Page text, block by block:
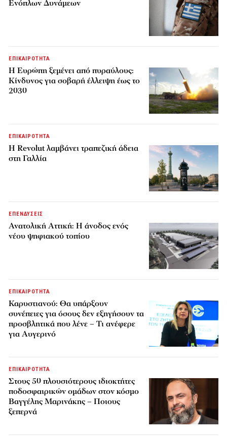
Ενόπλων Δυνάμεων
ΕΠΙΚΑΙΡΟΤΗΤΑ
H Ευρώπη ξεμένει από πυραύλους:
Κίνδυνος για σοβαρή έλλειψη έως το
2030
ΕΠΙΚΑΙΡΟΤΗΤΑ
Η Revolut λαμβάνει τραπεζική άδεια
στη Γαλλία
ΕΠΕΝΔΥΣΕΙΣ
Ανατολική Αττική: Η άνοδος ενός
νέου ψηφιακού τοπίου
ΕΠΙΚΑΙΡΟΤΗΤΑ
Καρυστιανού: Θα υπάρξουν
συνέπειες για όσους δεν εξηγήσουν τα
προσβλητικά που λένε – Τι ανέφερε
για Αυγερινό
ΕΠΙΚΑΙΡΟΤΗΤΑ
Στους 50 πλουσιότερους ιδιοκτήτες
ποδοσφαιρικών ομάδων στον κόσμο
Βαγγέλης Μαρινάκης – Ποιους
ξεπερνά